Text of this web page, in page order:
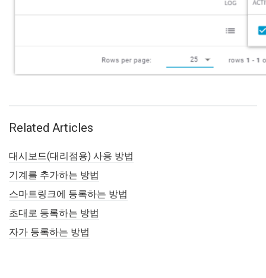
Related Articles
대시보드(대리점용) 사용 방법
기계를 추가하는 방법
스마트링크에 등록하는 방법
초대로 등록하는 방법
자가 등록하는 방법